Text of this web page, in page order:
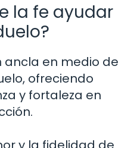
la fe ayudar
ancla en medio de
ofreciendo
y fortaleza en